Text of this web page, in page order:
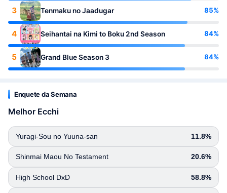
3 Tenmaku no Jaadugar 85%
4 Seihantai na Kimi to Boku 2nd Season 84%
5 Grand Blue Season 3 84%
Enquete da Semana
Melhor Ecchi
Yuragi-Sou no Yuuna-san 11.8%
Shinmai Maou No Testament 20.6%
High School DxD 58.8%